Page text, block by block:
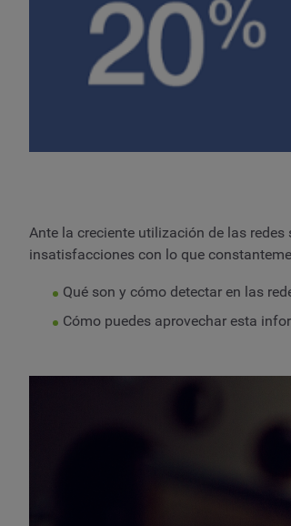
Ante la creciente utilización de las
insatisfacciones con lo que
Qué son y cómo detectar en las
Cómo puedes aprovechar esta